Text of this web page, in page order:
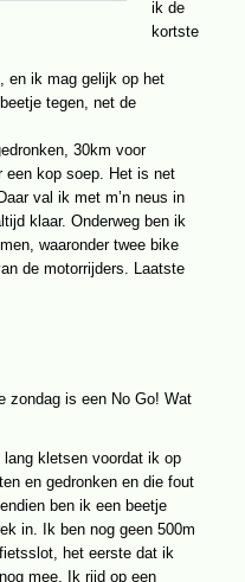
ik de
kortste
en ik mag gelijk op het
tegen, net de
30km voor
een kop soep. Het is net
val ik met m’n neus in
klaar. Onderweg ben ik
waaronder twee bike
de motorrijders. Laatste
zondag is een No Go! Wat
kletsen voordat ik op
en gedronken en die fout
ben ik een beetje
in. Ik ben nog geen 500m
het eerste dat ik
mee. Ik rijd op een